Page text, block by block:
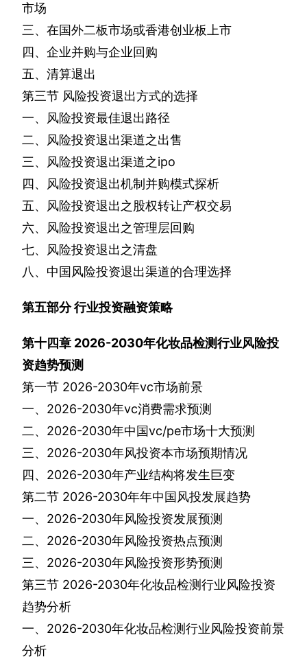
市场
三、在国外二板市场或香港创业板上市
四、企业并购与企业回购
五、清算退出
第三节 风险投资退出方式的选择
一、风险投资最佳退出路径
二、风险投资退出渠道之出售
三、风险投资退出渠道之ipo
四、风险投资退出机制并购模式探析
五、风险投资退出之股权转让产权交易
六、风险投资退出之管理层回购
七、风险投资退出之清盘
八、中国风险投资退出渠道的合理选择
第五部分行业投资融资策略
第十四章 2026-2030年化妆品检测行业风险投
资趋势预测
第一节 2026-2030年vc市场前景
一、 2026-2030年vc消费需求预测
二、 2026-2030年中国vc/pe市场十大预测
三、 2026-2030年风投资本市场预期情况
四、 2026-2030年产业结构将发生巨变
第二节 2026-2030年年中国风投发展趋势
一、 2026-2030年风险投资发展预测
二、 2026-2030年风险投资热点预测
三、 2026-2030年风险投资形势预测
第三节 2026-2030年化妆品检测行业风险投资
趋势分析
一、 2026-2030年化妆品检测行业风险投资前景
分析